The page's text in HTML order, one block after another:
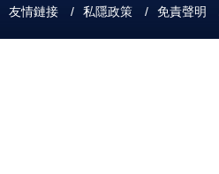
友情鏈接 / 私隱政策 / 免責聲明